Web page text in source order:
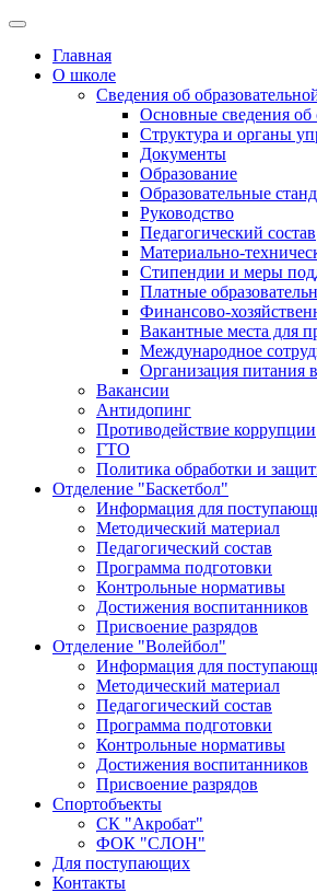
Главная
О школе
Сведения об
Основные сведения об
Структура и органы
Документы
Образование
Образовательные
Руководство
Педагогический состав
Материально-
Стипендии и меры
Платные
Финансово-
Вакантные места для
Международное
Организация питания
Вакансии
Антидопинг
Противодействие коррупции
ГТО
Политика обработки и
Отделение "Баскетбол"
Информация для
Методический материал
Педагогический состав
Программа подготовки
Контрольные нормативы
Достижения воспитанников
Присвоение разрядов
Отделение "Волейбол"
Информация для
Методический материал
Педагогический состав
Программа подготовки
Контрольные нормативы
Достижения воспитанников
Присвоение разрядов
Спортобъекты
СК "Акробат"
ФОК "СЛОН"
Для поступающих
Контакты